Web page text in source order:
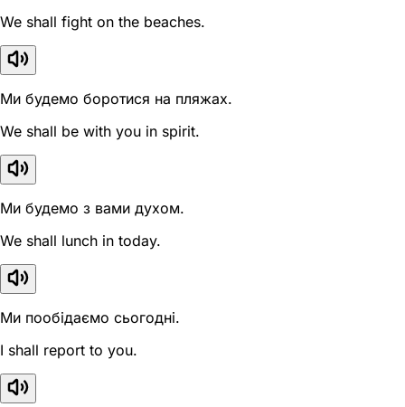
We shall fight on the beaches.
Ми будемо боротися на пляжах.
We shall be with you in spirit.
Ми будемо з вами духом.
We shall lunch in today.
Ми пообідаємо сьогодні.
I shall report to you.